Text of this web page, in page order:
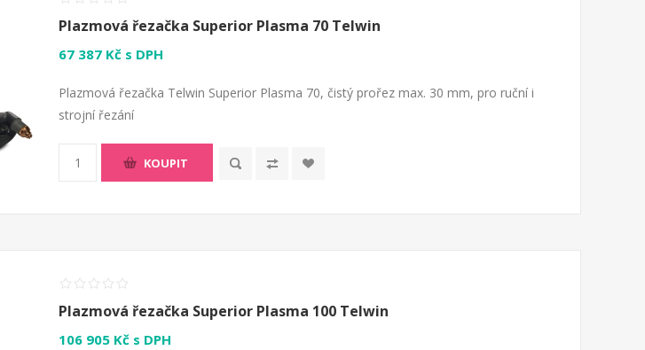
Plazmová řezačka Superior Plasma 70 Telwin
67 387 Kč s DPH
Plazmová řezačka Telwin Superior Plasma 70, čistý prořez max. 30 mm, pro ruční i
strojní řezání
KOUPIT
Plazmová řezačka Superior Plasma 100 Telwin
106 905 Kč s DPH